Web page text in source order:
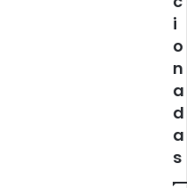
i
o
n
a
d
a
s